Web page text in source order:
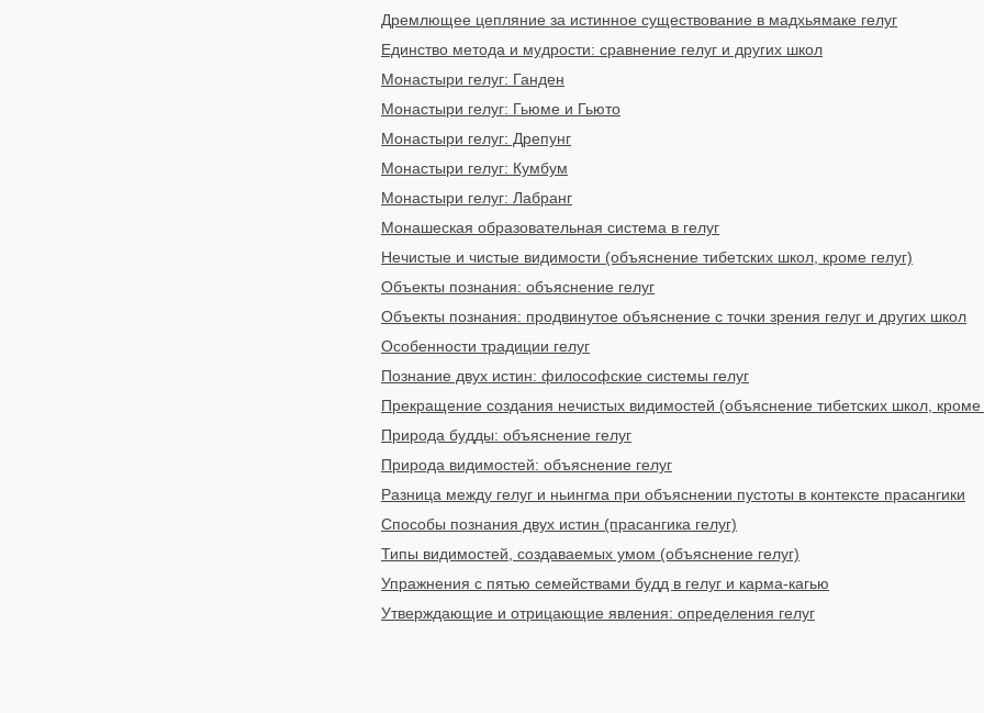
Дремлющее цепляние за истинное существование в мадхьямаке гелуг
Единство метода и мудрости: сравнение гелуг и других школ
Монастыри гелуг: Ганден
Монастыри гелуг: Гьюме и Гьюто
Монастыри гелуг: Дрепунг
Монастыри гелуг: Кумбум
Монастыри гелуг: Лабранг
Монашеская образовательная система в гелуг
Нечистые и чистые видимости (объяснение тибетских школ, кроме гелуг)
Объекты познания: объяснение гелуг
Объекты познания: продвинутое объяснение с точки зрения гелуг и других школ
Особенности традиции гелуг
Познание двух истин: философские системы гелуг
Прекращение создания нечистых видимостей (объяснение тибетских школ, кроме
Природа будды: объяснение гелуг
Природа видимостей: объяснение гелуг
Разница между гелуг и ньингма при объяснении пустоты в контексте прасангики
Способы познания двух истин (прасангика гелуг)
Типы видимостей, создаваемых умом (объяснение гелуг)
Упражнения с пятью семействами будд в гелуг и карма-кагью
Утверждающие и отрицающие явления: определения гелуг